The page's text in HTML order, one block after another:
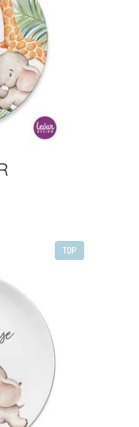
TOP